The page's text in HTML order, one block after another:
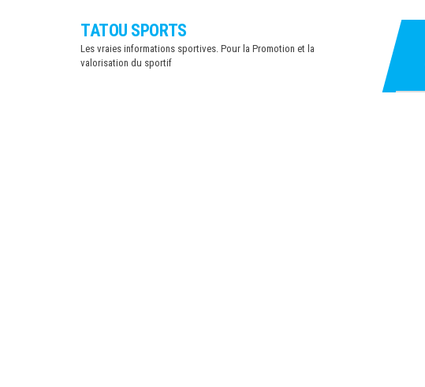
TATOU SPORTS
Les vraies informations sportives. Pour la Promotion et la
valorisation du sportif